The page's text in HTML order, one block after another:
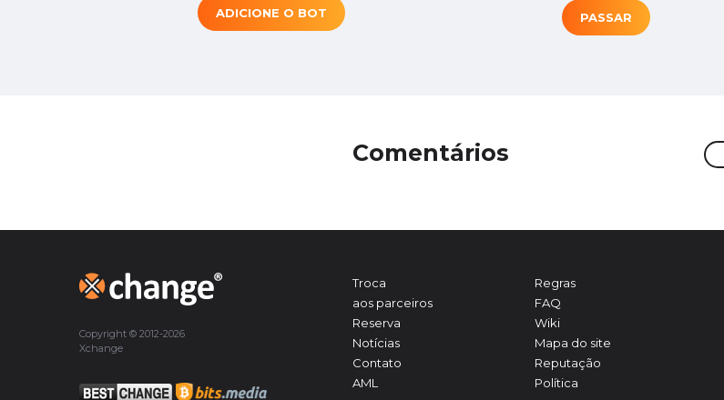
ADICIONE O BOT PASSAR
Comentários
Copyright © 2012-2026
Xchange
Troca
aos parceiros
Reserva
Notícias
Contato
AML
Regras
FAQ
Wiki
Mapa do site
Reputação
Política